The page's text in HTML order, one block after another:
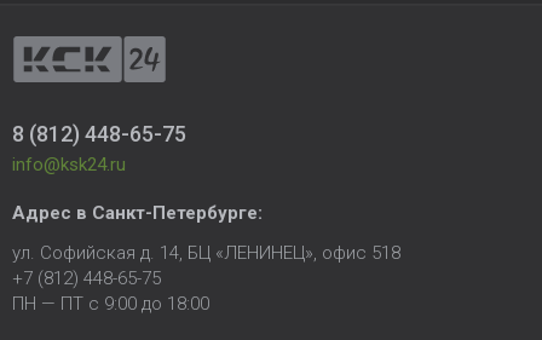
8 (812) 448-65-75
info@ksk24.ru
Адрес в Санкт-Петербурге:
ул. Софийская д. 14, БЦ «ЛЕНИНЕЦ», офис 518
+7 (812) 448-65-75
ПН — ПТ с 9:00 до 18:00